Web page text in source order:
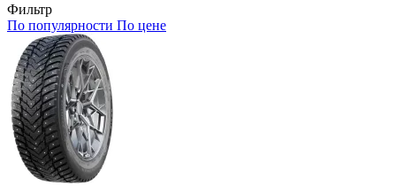
Фильтр
По популярности По цене